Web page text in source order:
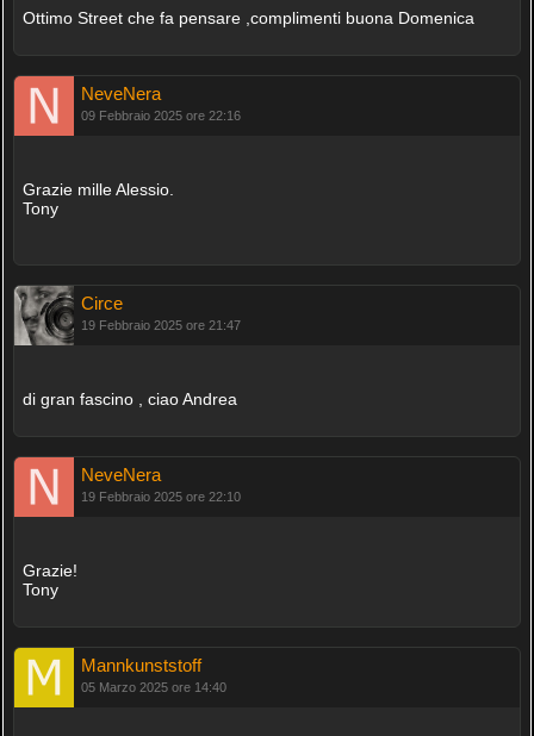
Ottimo Street che fa pensare ,complimenti buona Domenica
NeveNera
09 Febbraio 2025 ore 22:16
Grazie mille Alessio.
Tony
Circe
19 Febbraio 2025 ore 21:47
di gran fascino , ciao Andrea
NeveNera
19 Febbraio 2025 ore 22:10
Grazie!
Tony
Mannkunststoff
05 Marzo 2025 ore 14:40